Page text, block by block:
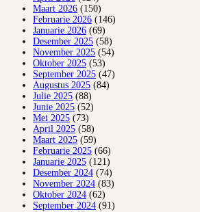
Maart 2026 (150)
Februarie 2026 (146)
Januarie 2026 (69)
Desember 2025 (58)
November 2025 (54)
Oktober 2025 (53)
September 2025 (47)
Augustus 2025 (84)
Julie 2025 (88)
Junie 2025 (52)
Mei 2025 (73)
April 2025 (58)
Maart 2025 (59)
Februarie 2025 (66)
Januarie 2025 (121)
Desember 2024 (74)
November 2024 (83)
Oktober 2024 (62)
September 2024 (91)